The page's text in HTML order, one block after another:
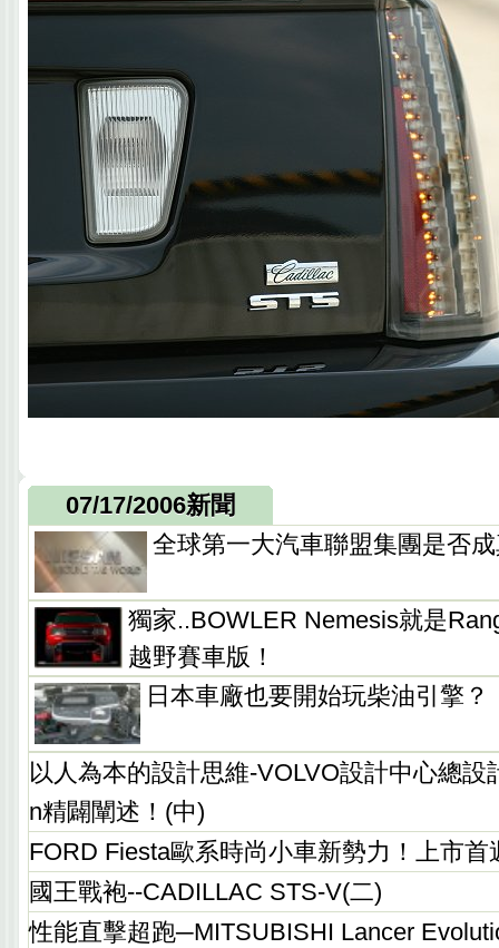
07/17/2006新聞
全球第一大汽車聯盟集團是否
獨家..BOWLER Nemesis就是
越野賽車版！
日本車廠也要開始玩柴油引擎？
以人為本的設計思維-VOLVO設計中心總設
n精闢闡述！(中)
FORD Fiesta歐系時尚小車新勢力！上市首
國王戰袍--CADILLAC STS-V(二)
性能直擊超跑─MITSUBISHI Lancer